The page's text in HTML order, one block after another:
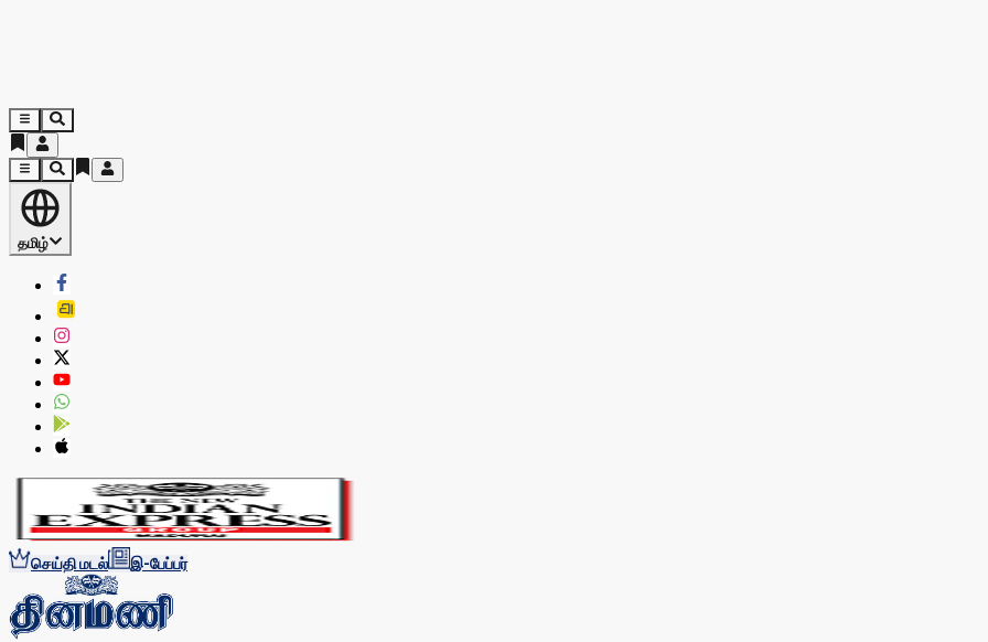
தமிழ்
செய்தி மடல் இ-பேப்பர்